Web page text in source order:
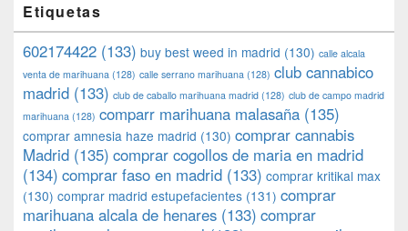
Etiquetas
602174422 (133) buy best weed in madrid (130) calle alcala
venta de marihuana (128) calle serrano marihuana (128) club cannabico
madrid (133) club de caballo marihuana madrid (128) club de campo madrid
marihuana (128) comparr marihuana malasaña (135)
comprar amnesia haze madrid (130) comprar cannabis
Madrid (135) comprar cogollos de maria en madrid
(134) comprar faso en madrid (133) comprar kritikal max
(130) comprar madrid estupefacientes (131) comprar
marihuana alcala de henares (133) comprar